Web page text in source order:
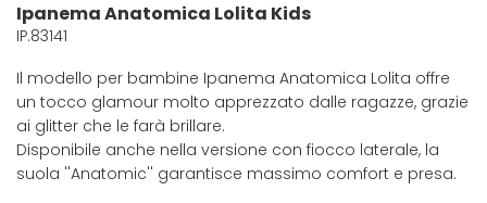
Ipanema Anatomica Lolita Kids
IP.83141
Il modello per bambine Ipanema Anatomica Lolita offre
un tocco glamour molto apprezzato dalle ragazze, grazie
ai glitter che le farà brillare.
Disponibile anche nella versione con fiocco laterale, la
suola ''Anatomic'' garantisce massimo comfort e presa.